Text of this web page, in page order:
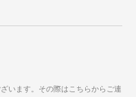
います。その際はこちらからご連